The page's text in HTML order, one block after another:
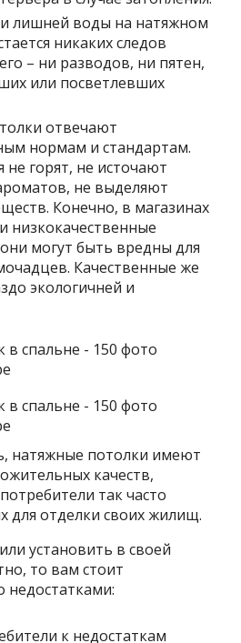
лишней воды на натяжном
никаких следов
– ни разводов, ни пятен,
или посветлевших
отвечают
нормам и стандартам.
горят, не источают
не выделяют
Конечно, в магазинах
низкокачественные
могут быть вредны для
Качественные же
экологичней и
натяжные потолки имеют
качеств,
так часто
для отделки своих жилищ.
установить в своей
то вам стоит
недостатками:
к недостаткам